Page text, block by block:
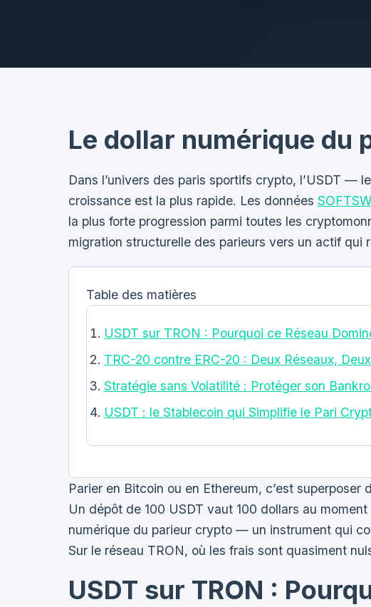
Le dollar numérique du
Dans l’univers des paris sportifs crypto, l’USDT —
croissance est la plus rapide. Les données
la plus forte progression parmi toutes les
migration structurelle des parieurs vers un actif
Table des matières
USDT sur TRON : Pourquoi ce Réseau
TRC-20 contre ERC-20 : Deux Réseaux,
Stratégie sans Volatilité : Protéger son
USDT : le Stablecoin qui Simplifie le Pari
Parier en Bitcoin ou en Ethereum, c’est
Un dépôt de 100 USDT vaut 100 dollars au
numérique du parieur crypto — un instrument qui
Sur le réseau TRON, où les frais sont quasiment
USDT sur TRON :